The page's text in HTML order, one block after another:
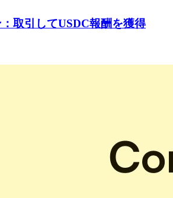
取引してUSDC報酬を獲得